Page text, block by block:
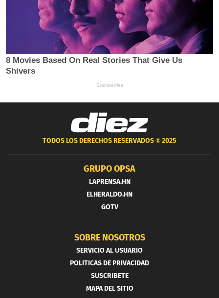
TODOS LOS DERECHOS RESERVADOS ®2025
GRUPO OPSA
LAPRENSA.HN
ELHERALDO.HN
GOTV
SOBRE NOSOTROS
SERVICIO AL USUARIO
POLITICAS DE PRIVACIDAD
SUSCRIBETE
MAPA DEL SITIO